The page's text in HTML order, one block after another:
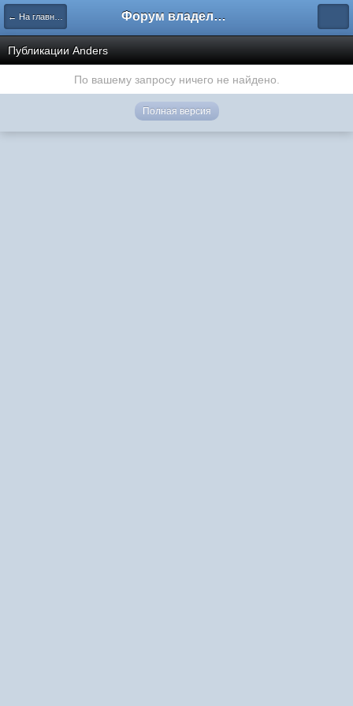
← На главную Форум владельцев интернет-магазинов
Публикации Anders
По вашему запросу ничего не найдено.
Полная версия